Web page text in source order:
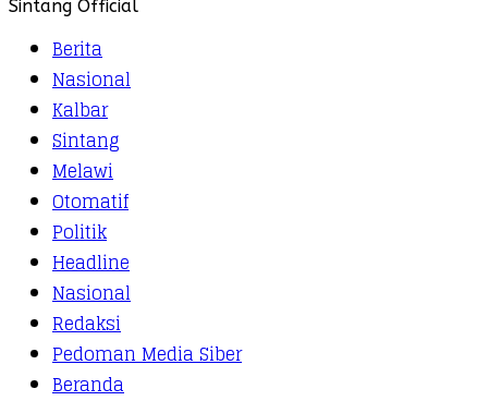
Sintang Official
Berita
Nasional
Kalbar
Sintang
Melawi
Otomatif
Politik
Headline
Nasional
Redaksi
Pedoman Media Siber
Beranda